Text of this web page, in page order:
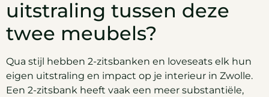
uitstraling tussen deze
twee meubels?
Qua stijl hebben 2-zitsbanken en loveseats elk hun
eigen uitstraling en impact op je interieur in Zwolle.
Een 2-zitsbank heeft vaak een meer substantiële,